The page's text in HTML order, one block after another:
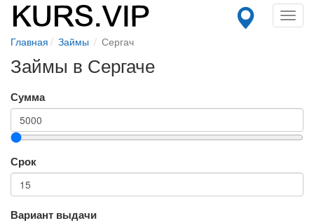
Главная Займы Сергач
Займы в Сергаче
Сумма
Срок
Вариант выдачи